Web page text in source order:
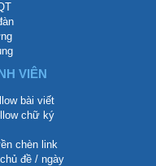
VIÊN
bài viết
chữ ký
chèn link
đề / ngày